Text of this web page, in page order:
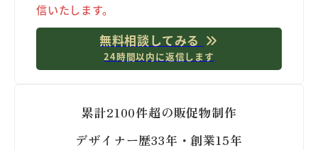
信いたします。
無料相談してみる
24時間以内に返信します
累計2100件超の販促物制作
デザイナー歴33年・創業15年